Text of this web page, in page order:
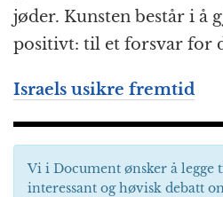
jøder. Kunsten består i å
positivt: til et forsvar for
Israels usikre fremtid
Vi i Document ønsker å legge
interessant og høvisk debatt